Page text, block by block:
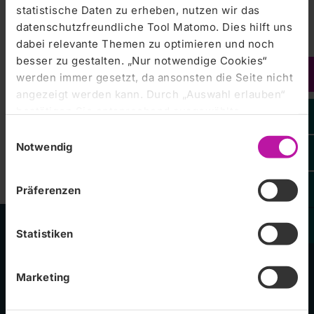
statistische Daten zu erheben, nutzen wir das
datenschutzfreundliche Tool Matomo. Dies hilft uns
dabei relevante Themen zu optimieren und noch
besser zu gestalten. „Nur notwendige Cookies“
werden immer gesetzt, da ansonsten die Seite nicht
angezeigt werden kann. Durch „Auswahl erlauben“
erlauben Sie alle eingesetzten Cookies. Sie können
Ihre
Einstellungen anpassen. Weitere Informationen
finden Sie auch in unserer
Datenschutzerklärung
Notwendig
Präferenzen
Statistiken
Marketing
abrufbar.